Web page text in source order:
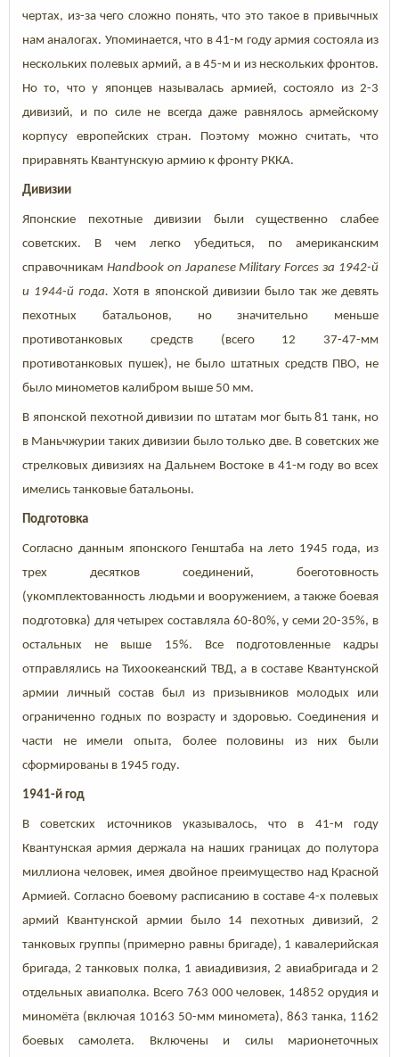
чертах, из-за чего сложно понять, что это такое в привычных
нам аналогах. Упоминается, что в 41-м году армия состояла из
нескольких полевых армий, а в 45-м и из нескольких фронтов.
Но то, что у японцев называлась армией, состояло из 2-3
дивизий, и по силе не всегда даже равнялось армейскому
корпусу европейских стран. Поэтому можно считать, что
приравнять Квантунскую армию к фронту РККА.
Дивизии
Японские пехотные дивизии были существенно слабее
советских. В чем легко убедиться, по американским
справочникам Handbook on Japanese Military Forces за 1942-й
и 1944-й года.Хотя в японской дивизии было так же девять
пехотных батальонов, но значительно меньше
противотанковых средств (всего 12 37-47-мм
противотанковых пушек), не было штатных средств ПВО, не
было минометов калибром выше 50 мм.
В японской пехотной дивизии по штатам мог быть 81 танк, но
в Маньчжурии таких дивизии было только две. В советских же
стрелковых дивизиях на Дальнем Востоке в 41-м году во всех
имелись танковые батальоны.
Подготовка
Согласно данным японского Генштаба на лето 1945 года, из
трех десятков соединений, боеготовность
(укомплектованность людьми и вооружением, а также боевая
подготовка) для четырех составляла 60-80%, у семи 20-35%, в
остальных не выше 15%. Все подготовленные кадры
отправлялись на Тихоокеанский ТВД, а в составе Квантунской
армии личный состав был из призывников молодых или
ограниченно годных по возрасту и здоровью. Соединения и
части не имели опыта, более половины из них были
сформированы в 1945 году.
1941-й год
В советских источников указывалось, что в 41-м году
Квантунская армия держала на наших границах до полутора
миллиона человек, имея двойное преимущество над Красной
Армией. Согласно боевому расписанию в составе 4-х полевых
армий Квантунской армии было 14 пехотных дивизий, 2
танковых группы (примерно равны бригаде), 1 кавалерийская
бригада, 2 танковых полка, 1 авиадивизия, 2 авиабригада и 2
отдельных авиаполка. Всего 763 000 человек, 14852 орудия и
миномёта (включая 10163 50-мм миномета), 863 танка, 1162
боевых самолета. Включены и силы марионеточных